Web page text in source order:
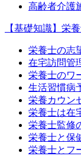
高齢者介護
【基礎知識】栄
栄養士の志
在宅訪問管
栄養士のワ
生活習慣病
栄養カウン
栄養士は在
栄養士監修
栄養士と保
栄養士とフ